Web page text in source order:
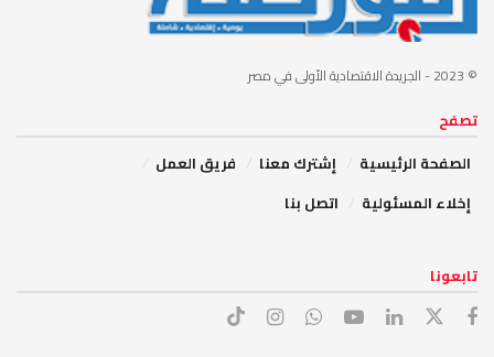
© 2023 - الجريدة الاقتصادية الأولى في مصر
تصفح
الصفحة الرئيسية
إشترك معنا
فريق العمل
إخلاء المسئولية
اتصل بنا
تابعونا